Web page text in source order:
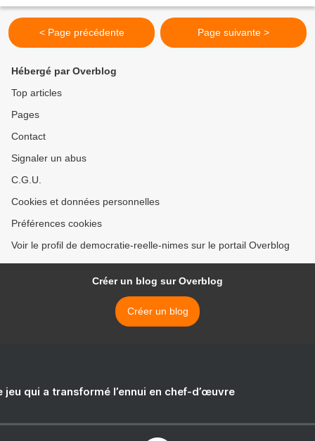
< Page précédente Page suivante >
Hébergé par Overblog
Top articles
Pages
Contact
Signaler un abus
C.G.U.
Cookies et données personnelles
Préférences cookies
Voir le profil de democratie-reelle-nimes sur le portail Overblog
Créer un blog sur Overblog
Créer un blog
jeu qui a transformé l’ennui en chef-d’œuvre